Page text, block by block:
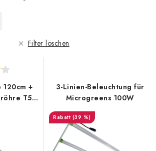
Filter löschen
+
T5
3-Linien-Beleuchtung für
Microgreens 100W
(39 %)